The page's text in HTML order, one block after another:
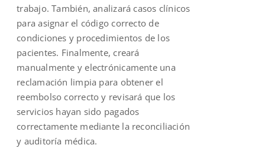
trabajo. También, analizará casos clínicos
para asignar el código correcto de
condiciones y procedimientos de los
pacientes. Finalmente, creará
manualmente y electrónicamente una
reclamación limpia para obtener el
reembolso correcto y revisará que los
servicios hayan sido pagados
correctamente mediante la reconciliación
y auditoría médica.